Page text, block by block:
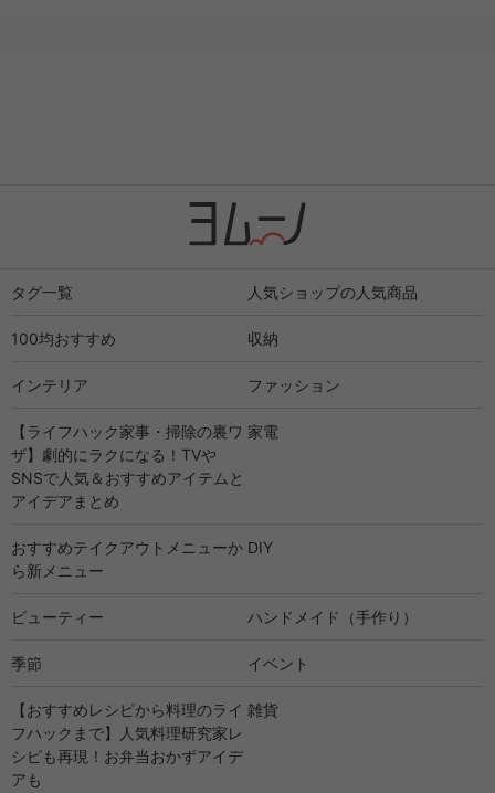
タグ一覧 人気ショップの人気商品
100均おすすめ 収納
インテリア ファッション
【ライフハック家事・掃除の裏ワ
ザ】劇的にラクになる！TVや
SNSで人気＆おすすめアイテムと
アイデアまとめ
家電
おすすめテイクアウトメニューか
ら新メニュー
DIY
ビューティー ハンドメイド（手作り）
季節 イベント
【おすすめレシピから料理のライ
フハックまで】人気料理研究家レ
シピも再現！お弁当おかずアイデ
アも
雑貨